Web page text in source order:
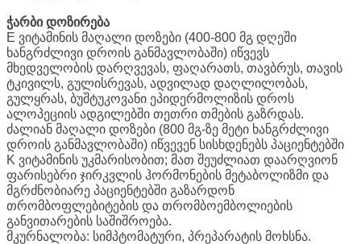
ჭარბი დოზირება
E ვიტამინის მაღალი დოზები (400-800 მგ დღეში
ხანგრძლივი დროის განმავლობაში) იწვევს
მხედველობის დარღვევას, ფაღარათს, თავბრუს, თავის
ტკივილს, გულისრევას, ადვილად დაღლილობას,
გულყრას, ბუშტუკოვანი ეპიდერმოლიზის დროს
ალოპეციის ადგილებში თეთრი თმების გაზრდას.
ძალიან მაღალი დოზები (800 მგ-ზე მეტი ხანგრძლივი
დროის განმავლობაში) იწვევენ სისხდენებს პაციენტებში
K ვიტამინის უკმარისობით; მათ შეუძლიათ დაარღვიონ
ფარისებრი ჯირკვლის ჰორმონების მეტაბოლიზმი და
მგრძნობიარე პაციენტებში გაზარდონ
თრომბოფლებიტების და თრომბოემბოლიების
განვითარების საშიშროება.
მკურნალობა: სიმპტომატური, პრეპარატის მოხსნა.